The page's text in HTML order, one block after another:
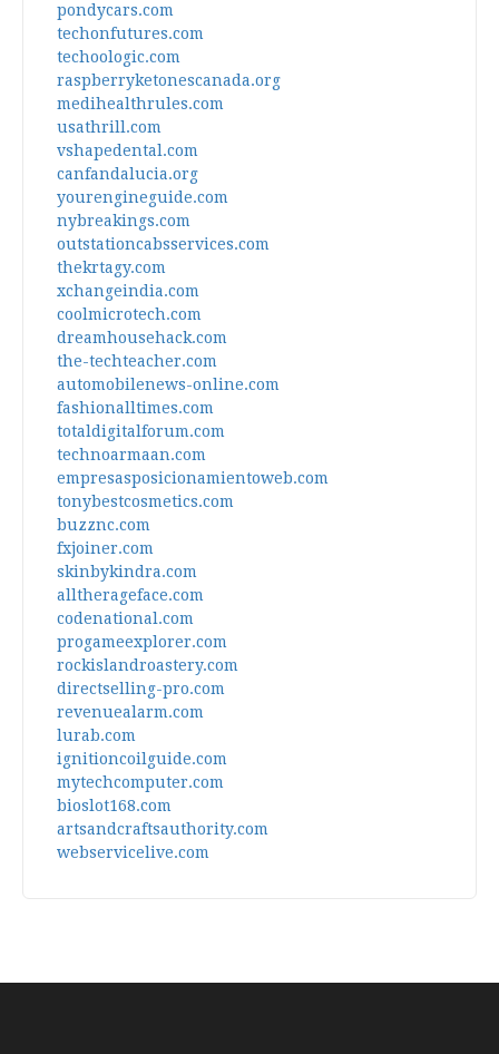
pondycars.com
techonfutures.com
techoologic.com
raspberryketonescanada.org
medihealthrules.com
usathrill.com
vshapedental.com
canfandalucia.org
yourengineguide.com
nybreakings.com
outstationcabsservices.com
thekrtagy.com
xchangeindia.com
coolmicrotech.com
dreamhousehack.com
the-techteacher.com
automobilenews-online.com
fashionalltimes.com
totaldigitalforum.com
technoarmaan.com
empresasposicionamientoweb.com
tonybestcosmetics.com
buzznc.com
fxjoiner.com
skinbykindra.com
alltherageface.com
codenational.com
progameexplorer.com
rockislandroastery.com
directselling-pro.com
revenuealarm.com
lurab.com
ignitioncoilguide.com
mytechcomputer.com
bioslot168.com
artsandcraftsauthority.com
webservicelive.com